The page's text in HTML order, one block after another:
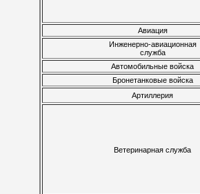
Авиация
Инженерно-авиационная
служба
Автомобильные войска
Бронетанковые войска
Артиллерия
Ветеринарная служба